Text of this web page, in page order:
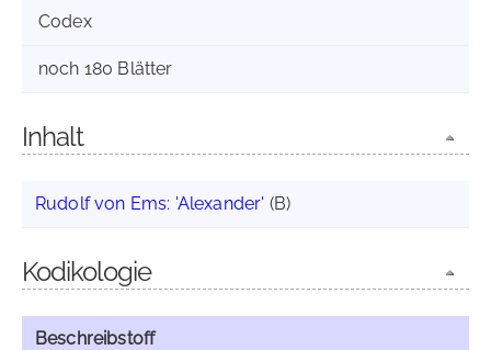
Codex
noch 180 Blätter
Inhalt
Rudolf von Ems: 'Alexander' (B)
Kodikologie
Beschreibstoff